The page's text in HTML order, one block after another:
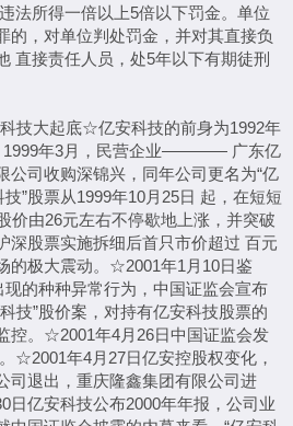
法所得一倍以上5倍以下罚金。单位
的，对单位判处罚金，并对其直接负
直接责任人员，处5年以下有期徒刑
大起底☆亿安科技的前身为1992年
1999年3月，民营企业———— 广东亿
公司收购深锦兴，同年公司更名为“亿
”股票从1999年10月25日 起，在短短
价由26元左右不停歇地上涨，并突破
深股票实施拆细后首只市价超过 百元
的极大震动。☆2001年1月10日鉴
现的种种异常行为，中国证监会宣布
技”股价案，对持有亿安科技股票的
控。☆2001年4月26日中国证监会发
☆2001年4月27日亿安控股权变化，
司退出，重庆隆鑫集团有限公司进
日亿安科技公布2000年年报，公司业